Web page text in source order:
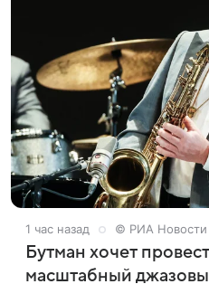
1 час назад © РИА Новости
Бутман хочет
масштабный